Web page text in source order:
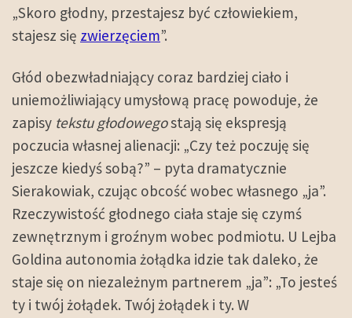
„Skoro głodny, przestajesz być człowiekiem,
stajesz się zwierzęciem”.
Głód obezwładniający coraz bardziej ciało i
uniemożliwiający umysłową pracę powoduje, że
zapisy tekstu głodowegostają się ekspresją
poczucia własnej alienacji: „Czy też poczuję się
jeszcze kiedyś sobą?” – pyta dramatycznie
Sierakowiak, czując obcość wobec własnego „ja”.
Rzeczywistość głodnego ciała staje się czymś
zewnętrznym i groźnym wobec podmiotu. U Lejba
Goldina autonomia żołądka idzie tak daleko, że
staje się on niezależnym partnerem „ja”: „To jesteś
ty i twój żołądek. Twój żołądek i ty. W